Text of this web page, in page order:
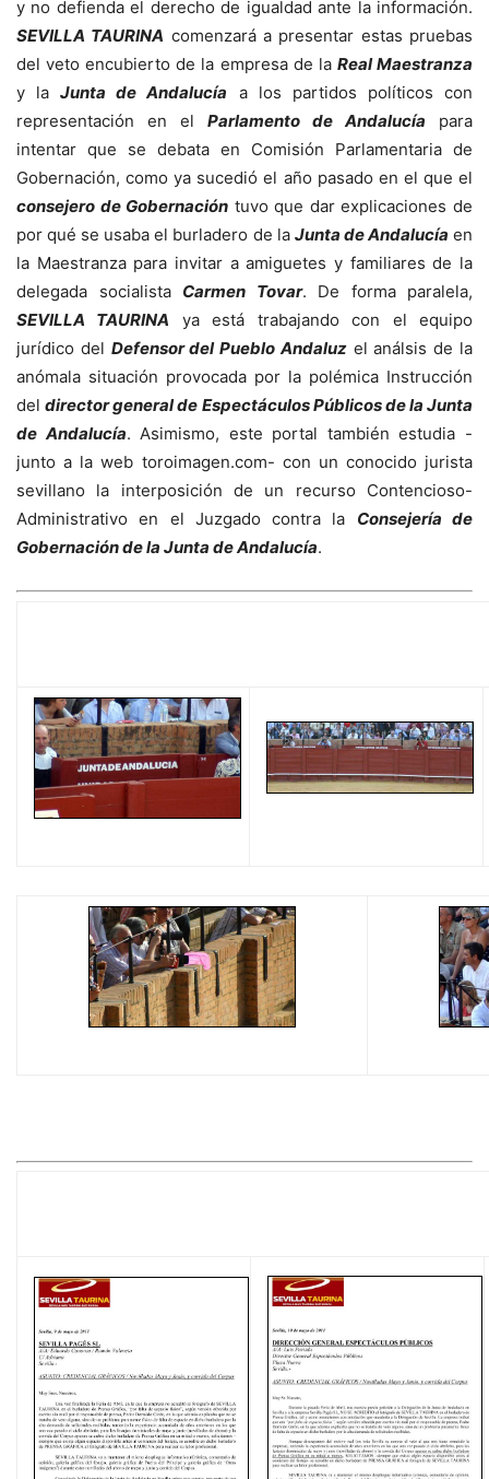
y no defienda el derecho de igualdad ante la información.
SEVILLA TAURINA comenzará a presentar estas pruebas
del veto encubierto de la empresa de la Real Maestranza
y laJunta de Andalucía a los partidos políticos con
representación en el Parlamento de Andalucía para
intentar que se debata en Comisión Parlamentaria de
Gobernación, como ya sucedió el año pasado en el que el
consejero de Gobernación tuvo que dar explicaciones de
por qué se usaba el burladero de la Junta de Andalucía en
la Maestranza para invitar a amiguetes y familiares de la
delegada socialista Carmen Tovar. De forma paralela,
SEVILLA TAURINA ya está trabajando con el equipo
jurídico del Defensor del Pueblo Andaluzel análsis de la
anómala situación provocada por la polémica Instrucción
deldirector general de Espectáculos Públicos de la Junta
de Andalucía. Asimismo, este portal también estudia -
junto a la web toroimagen.com- con un conocido jurista
sevillano la interposición de un recurso Contencioso-
Administrativo en el Juzgado contra la Consejería de
Gobernación de la Junta de Andalucía.